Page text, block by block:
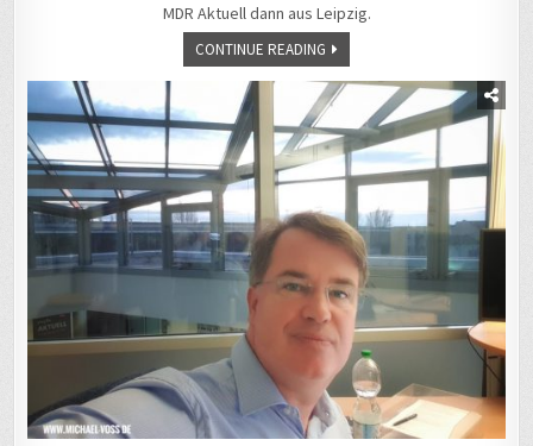
MDR Aktuell dann aus Leipzig.
CONTINUE READING